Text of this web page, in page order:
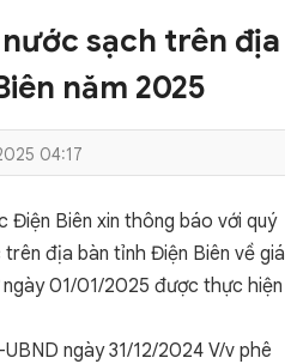
sạch trên địa
năm 2025
04:17
Điện Biên xin thông báo với quý
địa bàn tỉnh Điện Biên về giá
01/01/2025 được thực hiện
ngày 31/12/2024 V/v phê